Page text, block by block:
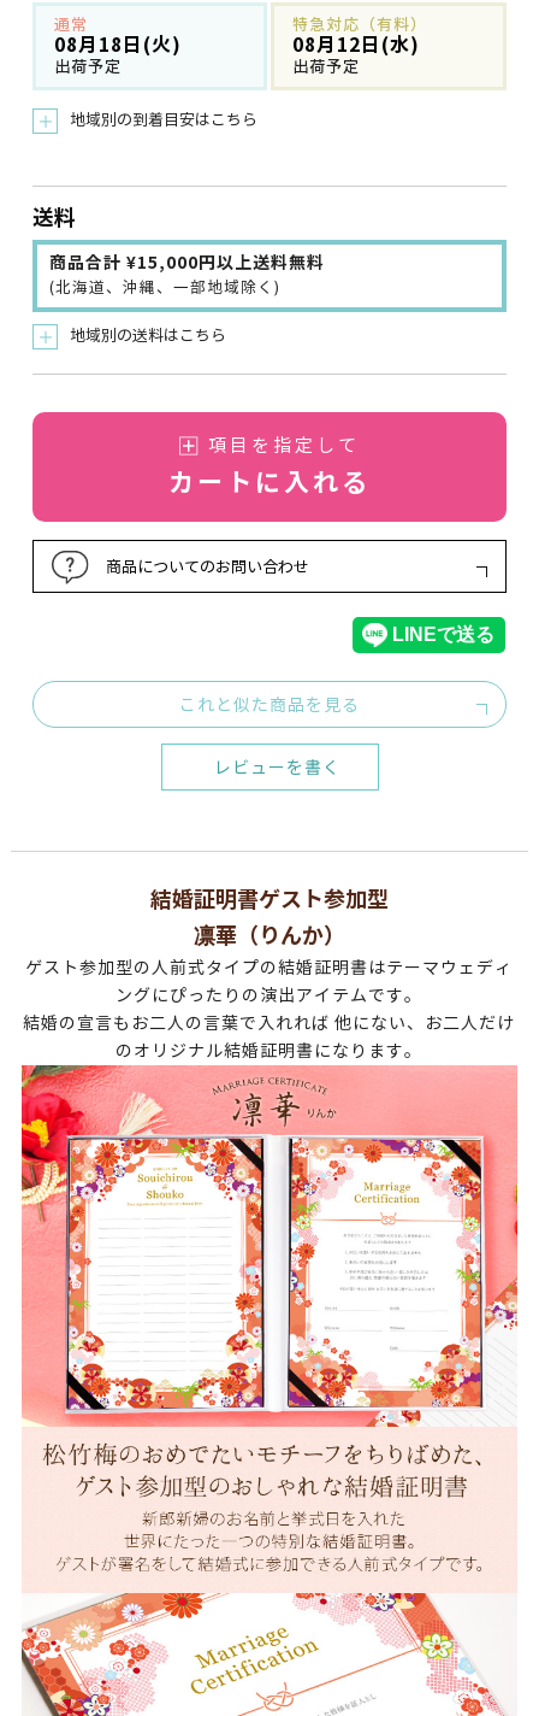
通常
08月18日(火)
出荷予定
特急対応（有料）
08月12日(水)
出荷予定
＋ 地域別の到着目安はこちら
送料
商品合計 ¥15,000円以上送料無料
(北海道、沖縄、一部地域除く)
＋ 地域別の送料はこちら
項目を指定して
カートに入れる
商品についてのお問い合わせ
これと似た商品を見る
レビューを書く
結婚証明書ゲスト参加型
凛華（りんか）
ゲスト参加型の人前式タイプの結婚証明書はテーマウェディ
ングにぴったりの演出アイテムです。
結婚の宣言もお二人の言葉で入れれば 他にない、お二人だけ
のオリジナル結婚証明書になります。